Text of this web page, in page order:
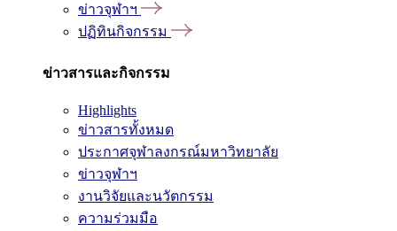
ข่าวจุฬาฯ
ปฏิทินกิจกรรม
ข่าวสารและกิจกรรม
Highlights
ข่าวสารทั้งหมด
ประกาศจุฬาลงกรณ์มหาวิทยาลัย
ข่าวจุฬาฯ
งานวิจัยและนวัตกรรม
ความร่วมมือ